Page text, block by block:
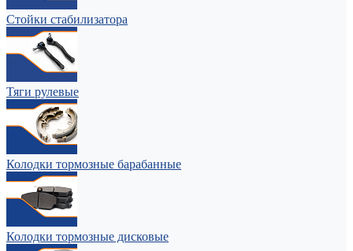
Стойки стабилизатора
Тяги рулевые
Колодки тормозные барабанные
Колодки тормозные дисковые